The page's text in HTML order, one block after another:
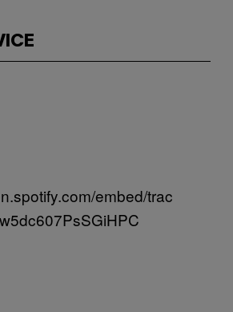
embed/trac